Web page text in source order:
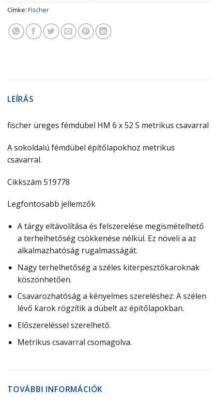
Címke: Fischer
LEÍRÁS
fischer üreges fémdübel HM 6 x 52 S metrikus csavarral
A sokoldalú fémdübel építőlapokhoz metrikus
csavarral.
Cikkszám 519778
Legfontosabb jellemzők
A tárgy eltávolítása és felszerelése megismételhető
a terhelhetőség csökkenése nélkül. Ez növeli a az
alkalmazhatóság rugalmasságát.
Nagy terhelhetőség a széles kiterpesztőkaroknak
köszönhetően.
Csavarozhatóság a kényelmes szereléshez: A szélen
lévő karok rögzítik a dübelt az építőlapokban.
Előszereléssel szerelhető.
Metrikus csavarral csomagolva.
TOVÁBBI INFORMÁCIÓK